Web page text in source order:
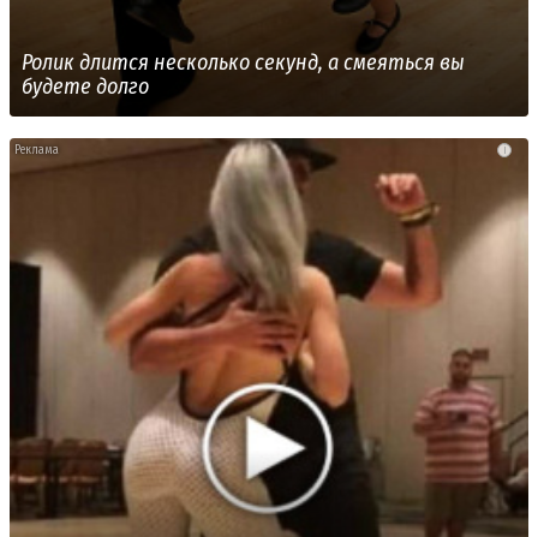
Ролик длится несколько секунд, а смеяться вы
будете долго
i